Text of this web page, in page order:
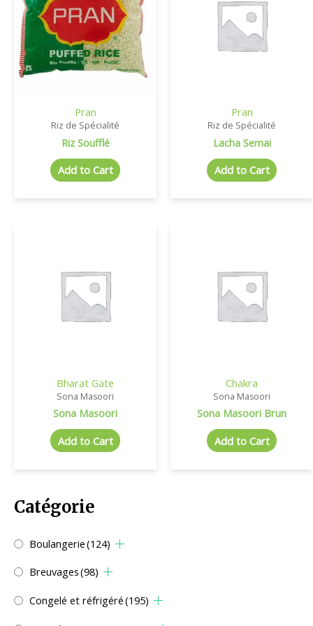
Catégorie
Boulangerie(124)
Breuvages(98)
Congelé et réfrigéré(195)
Pran
Riz de Spécialité
Riz Soufflé
Add to Cart
Pran
Riz de Spécialité
Lacha Semai
Add to Cart
Bharat Gate
Sona Masoori
Sona Masoori
Add to Cart
Chakra
Sona Masoori
Sona Masoori Brun
Add to Cart